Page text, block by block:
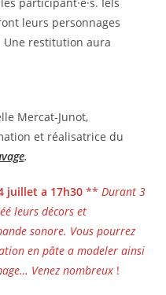
leurs personnages
Une restitution aura
Mercat-Junot,
et réalisatrice du
.
juillet a 17h30 ** Durant 3
leurs décors et
sonore. Vous pourrez
en pâte a modeler ainsi
Venez nombreux !